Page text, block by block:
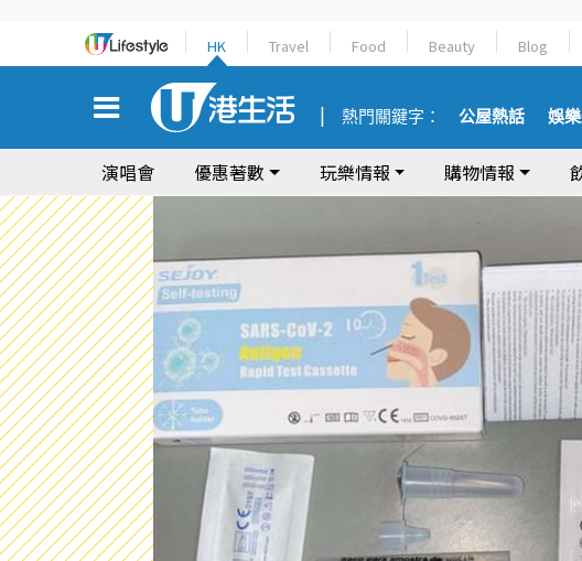
HK Travel Food Beauty Blog
熱門關鍵字： 公屋熱話 娛
演唱會 優惠著數 玩樂情報 購物情報